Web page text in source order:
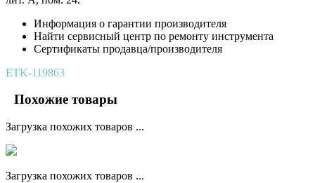
Информация о гарантии производителя
Найти сервисный центр по ремонту инструмента
Сертификаты продавца/производителя
ETK-119863
Похожие товары
Загрузка похожих товаров ...
Загрузка похожих товаров ...